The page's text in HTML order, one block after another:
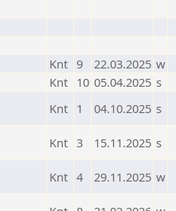
Knt 9 22.03.2025 w
Knt 10 05.04.2025 s
Knt 1 04.10.2025 s
Knt 3 15.11.2025 s
Knt 4 29.11.2025 w